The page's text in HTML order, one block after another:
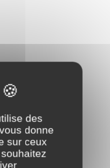
des
donne
sur ceux